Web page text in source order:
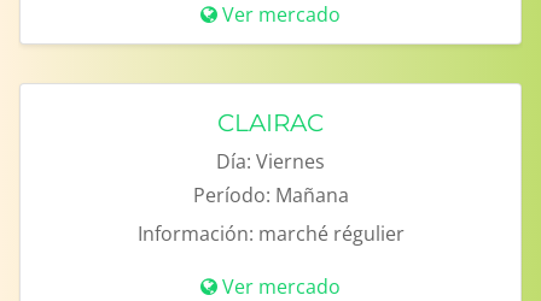
Ver mercado
CLAIRAC
Día: Viernes
Período: Mañana
Información: marché régulier
Ver mercado